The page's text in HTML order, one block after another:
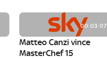
00:03:07
Matteo Canzi vince
MasterChef 15